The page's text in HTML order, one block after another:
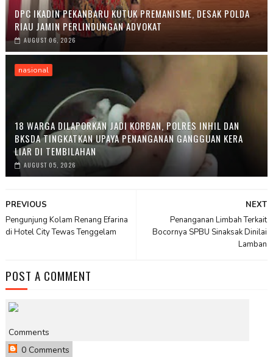
DPC IKADIN PEKANBARU KUTUK PREMANISME, DESAK POLDA
RIAU JAMIN PERLINDUNGAN ADVOKAT
AUGUST 06, 2026
nasional
18 WARGA DILAPORKAN JADI KORBAN, POLRES INHIL DAN
BKSDA TINGKATKAN UPAYA PENANGANAN GANGGUAN KERA
LIAR DI TEMBILAHAN
AUGUST 05, 2026
NEXT
Penanganan Limbah Terkait
Bocornya SPBU Sinaksak Dinilai
Lamban
PREVIOUS
Pengunjung Kolam Renang Efarina
di Hotel City Tewas Tenggelam
POST A COMMENT
Comments
0 Comments